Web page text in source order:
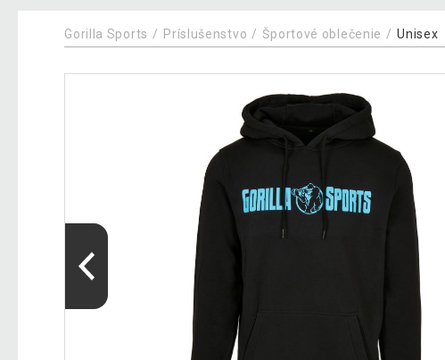
Gorilla Sports Príslušenstvo Športové oblečenie Unisex